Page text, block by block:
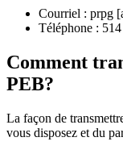
Courriel : prpg
Téléphone :
Comment
PEB?
La façon de
vous disposez et du